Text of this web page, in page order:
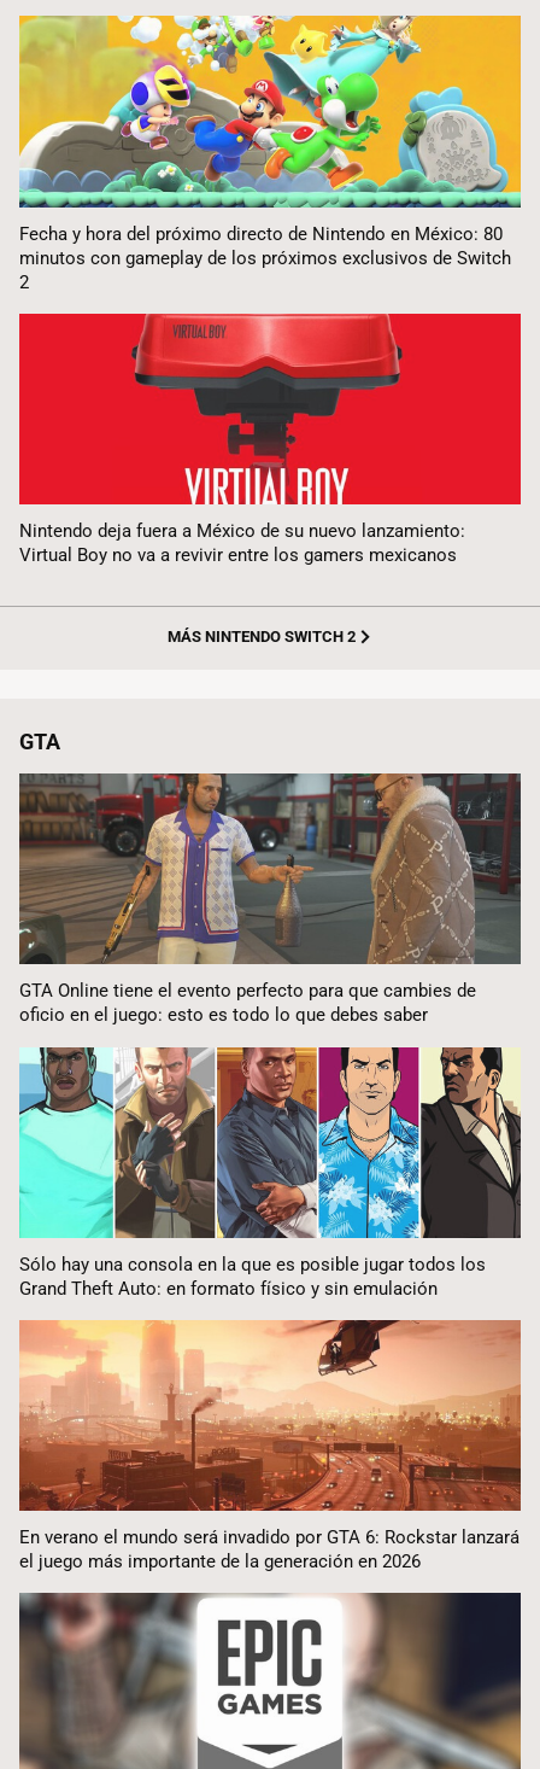
Fecha y hora del próximo directo de Nintendo en México: 80
minutos con gameplay de los próximos exclusivos de Switch
2
Nintendo deja fuera a México de su nuevo lanzamiento:
Virtual Boy no va a revivir entre los gamers mexicanos
MÁS NINTENDO SWITCH 2
GTA
GTA Online tiene el evento perfecto para que cambies de
oficio en el juego: esto es todo lo que debes saber
Sólo hay una consola en la que es posible jugar todos los
Grand Theft Auto: en formato físico y sin emulación
En verano el mundo será invadido por GTA 6: Rockstar lanzará
el juego más importante de la generación en 2026